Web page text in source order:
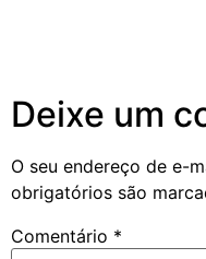
Deixe um
O seu endereço de e-
obrigatórios são
Comentário *